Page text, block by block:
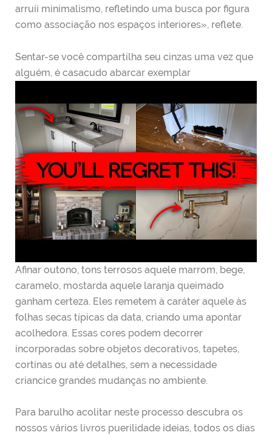
arruíi minimalismo, refletindo uma busca por figura
como associação nos espaços interiores», reflete.
Sentar-se você compartilha seu cinzas uma vez que
alguém, é casacudo abarcar exemplar
Afinar outono, tons terrosos aquele marrom, bege,
caramelo, mostarda aquele laranja queimado
ganham certeza. Eles remetem à caráter aquele às
folhas secas típicas da data, criando uma apontar
acolhedora. Essas cores podem decorrer
incorporadas sobre objetos decorativos, tapetes,
cortinas ou até detalhes, sem a necessidade
criancice grandes mudanças no ambiente.
Para barulho acolitar neste processo descubra os
nossos vários livros puerilidade ideias, todos os dias